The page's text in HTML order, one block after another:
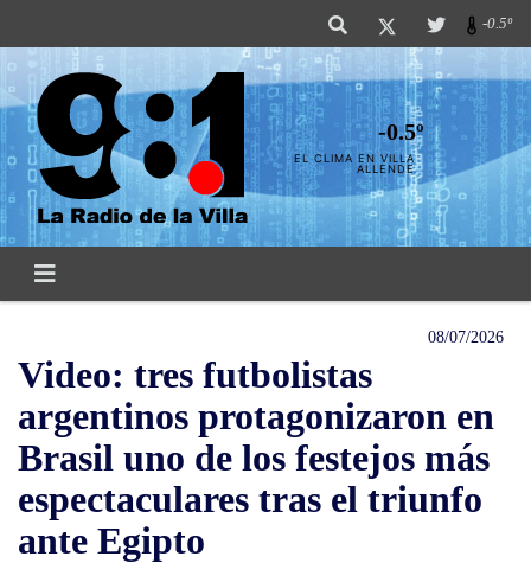
-0.5º
-0.5º
EL CLIMA EN VILLA
ALLENDE
08/07/2026
Video: tres futbolistas
argentinos protagonizaron en
Brasil uno de los festejos más
espectaculares tras el triunfo
ante Egipto